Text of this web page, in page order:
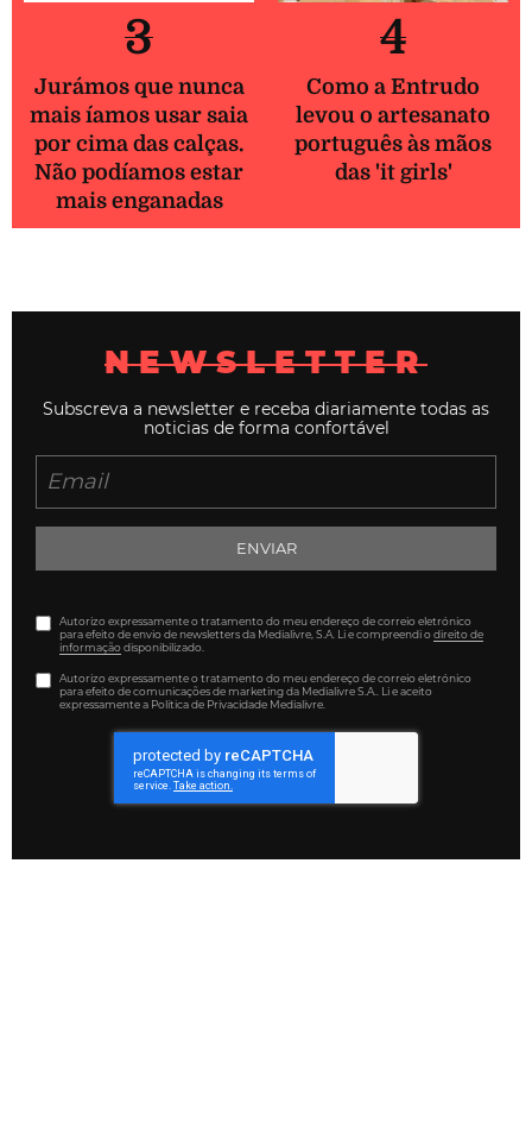
3
Jurámos que nunca
mais íamos usar saia
por cima das calças.
Não podíamos estar
mais enganadas
4
Como a Entrudo
levou o artesanato
português às mãos
das 'it girls'
NEWSLETTER
Subscreva a newsletter e receba diariamente todas as
noticias de forma confortável
ENVIAR
Autorizo expressamente o tratamento do meu endereço de correio eletrónico
para efeito de envio de newsletters da Medialivre, S.A. Li e compreendi odireito de
informaçãodisponibilizado.
Autorizo expressamente o tratamento do meu endereço de correio eletrónico
para efeito de comunicações de marketing da Medialivre S.A.. Li e aceito
expressamente a Política de Privacidade Medialivre.